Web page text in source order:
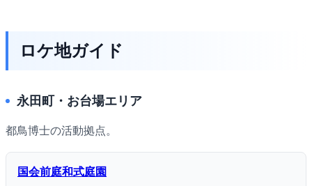
ロケ地ガイド
永田町・お台場エリア
都鳥博士の活動拠点。
国会前庭和式庭園